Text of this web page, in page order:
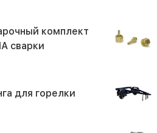
комплект
сварки
для горелки